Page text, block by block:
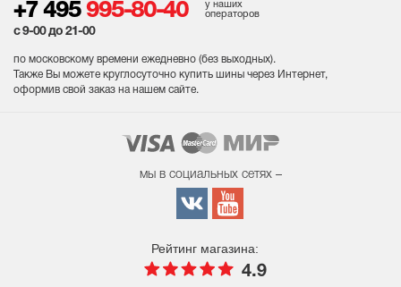
+7 495 995-80-40
у наших
операторов
с 9-00 до 21-00
по московскому времени ежедневно (без выходных).
Также Вы можете круглосуточно купить шины через Интернет,
оформив свой заказ на нашем сайте.
мы в социальных сетях –
Рейтинг магазина:
4.9